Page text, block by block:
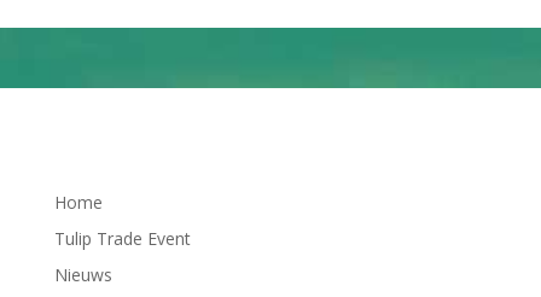
Home
Tulip Trade Event
Nieuws